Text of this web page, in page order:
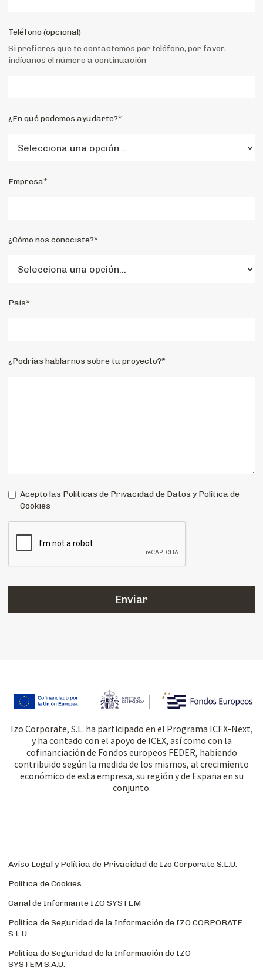
Teléfono (opcional)
Si prefieres que te contactemos por teléfono, por favor,
indícanos el número a continuación
¿En qué podemos ayudarte?*
Empresa*
¿Cómo nos conociste?*
País*
¿Podrías hablarnos sobre tu proyecto?*
Acepto las Políticas de Privacidad de Datos y Política de
Cookies
Izo Corporate, S.L. ha participado en el Programa ICEX-Next,
y ha contado con el apoyo de ICEX, así como con la
cofinanciación de Fondos europeos FEDER, habiendo
contribuido según la medida de los mismos, al crecimiento
económico de esta empresa, su región y de España en su
conjunto.
Aviso Legal y Política de Privacidad de Izo Corporate S.L.U.
Política de Cookies
Canal de Informante IZO SYSTEM
Política de Seguridad de la Información de IZO CORPORATE
S.L.U.
Política de Seguridad de la Información de IZO
SYSTEM S.A.U.